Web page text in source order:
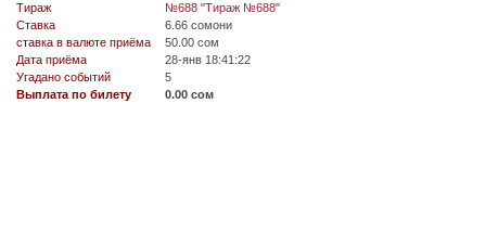
Tираж
№688 "Тираж №688"
Ставка
6.66 сомони
ставка в валюте приёма
50.00 сом
Дата приёма
28-янв 18:41:22
Угадано событий
5
Выплата по билету
0.00 сом